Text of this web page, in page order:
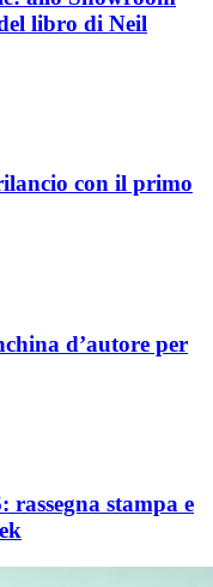
libro di Neil
con il primo
d’autore per
rassegna stampa e